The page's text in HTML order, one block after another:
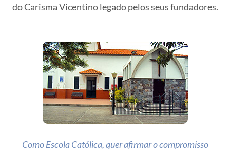
do Carisma Vicentino legado pelos seus fundadores.
Como Escola Católica, quer afirmar o compromisso